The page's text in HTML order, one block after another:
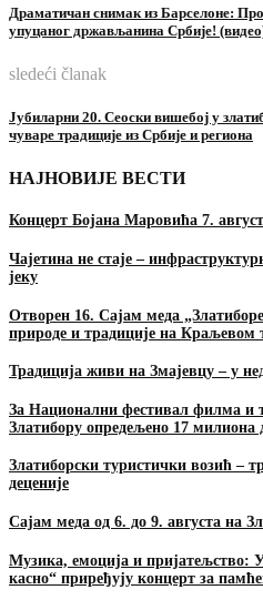
Драматичан снимак из Барселоне:
упуцаног држављанина Србије!
sledeći članak
Јубиларни 20. Сеоски вишебој у
чуваре традиције из Србије и региона
НАЈНОВИЈЕ ВЕСТИ
Концерт Бојана Маровића 7.
Чајетина не стаје –
јеку
Отворен 16. Сајам меда
природе и традиције на Краљевом
Традиција живи на Змајевцу – у
За Национални фестивал филма и
Златибору опредељено 17 милиона
Златиборски туристички возић –
деценије
Сајам меда од 6. до 9. августа на
Музика, емоција и пријатељство:
касно“ приређују концерт за